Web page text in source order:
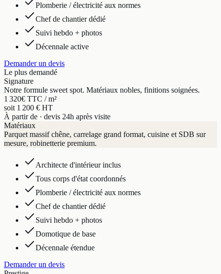
Plomberie / électricité aux normes
Chef de chantier dédié
Suivi hebdo + photos
Décennale active
Demander un devis
Le plus demandé
Signature
Notre formule sweet spot. Matériaux nobles, finitions soignées.
1 320€ TTC / m²
soit 1 200 € HT
À partir de · devis 24h après visite
Matériaux
Parquet massif chêne, carrelage grand format, cuisine et SDB sur
mesure, robinetterie premium.
Architecte d'intérieur inclus
Tous corps d'état coordonnés
Plomberie / électricité aux normes
Chef de chantier dédié
Suivi hebdo + photos
Domotique de base
Décennale étendue
Demander un devis